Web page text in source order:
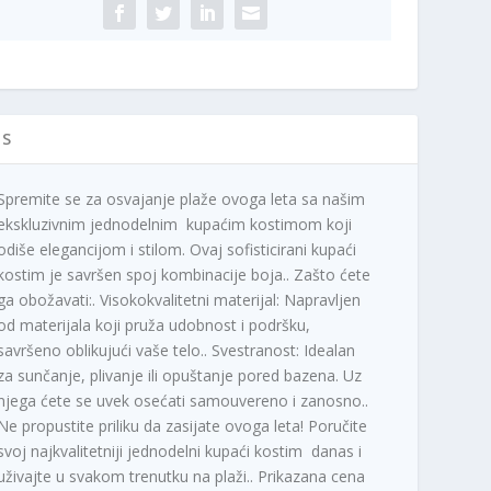
se za osvajanje plaže ovoga leta sa našim
jednodelnim kupaćim kostimom koji
elegancijom i stilom. Ovaj sofisticirani kupaći
je savršen spoj kombinacije boja.. Zašto ćete
obožavati:. Visokokvalitetni materijal: Napravljen
materijala koji pruža udobnost i podršku,
oblikujući vaše telo.. Svestranost: Idealan
sunčanje, plivanje ili opuštanje pored bazena. Uz
ćete se uvek osećati samouvereno i zanosno..
propustite priliku da zasijate ovoga leta! Poručite
najkvalitetniji jednodelni kupaći kostim danas i
u svakom trenutku na plaži.. Prikazana cena